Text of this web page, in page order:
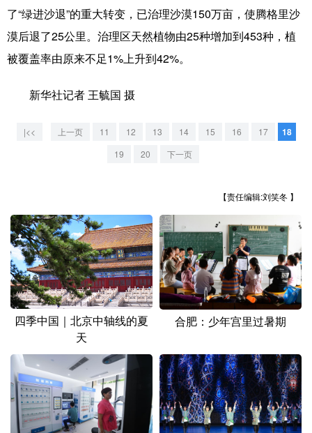
新疆 内蒙古 黑龙江
English Español
Русский язык 日本語 한국어
Português
了“绿进沙退”的重大转变，已治理沙漠150万亩，使腾格里沙
漠后退了25公里。治理区天然植物由25种增加到453种，植
被覆盖率由原来不足1%上升到42%。
新华社记者 王毓国 摄
|<< 上一页 11 12 13 14 15 16 17 18
19 20 下一页
【责任编辑:刘笑冬 】
四季中国｜北京中轴线的夏
天
合肥：少年宫里过暑期